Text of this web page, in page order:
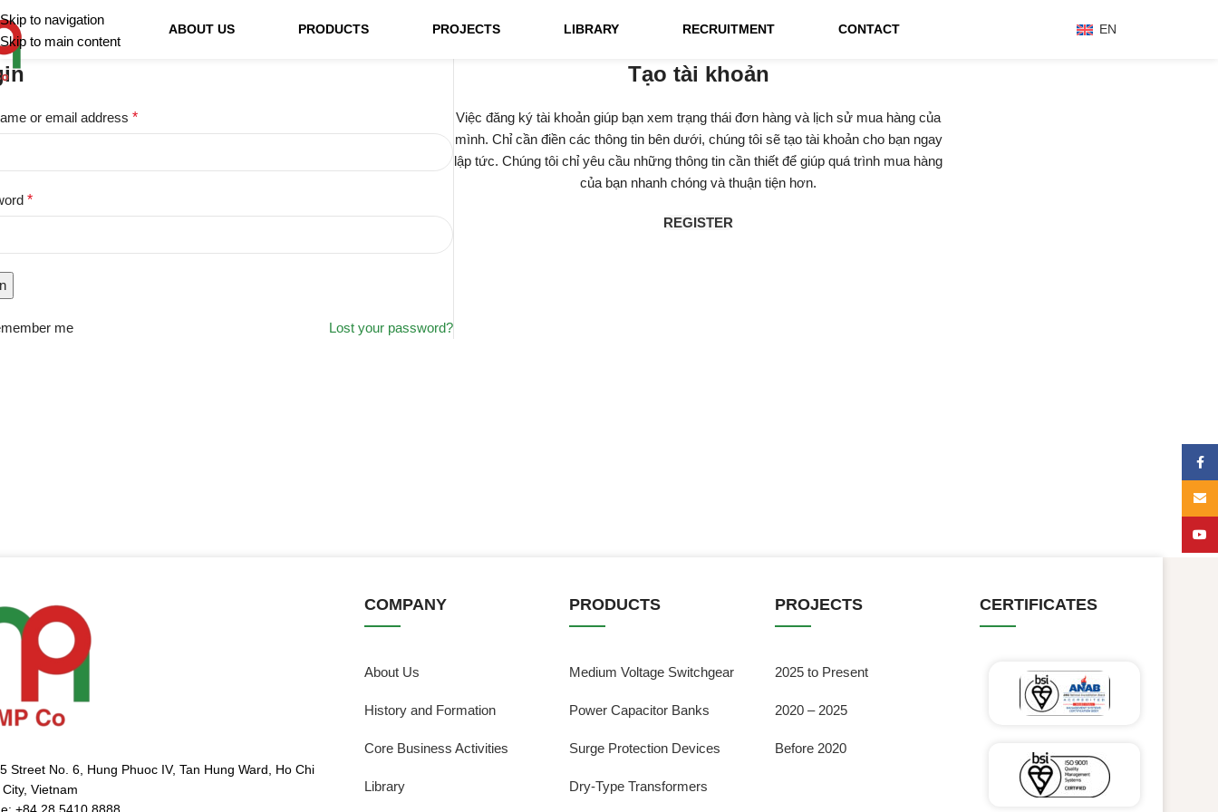
Skip to navigation
Skip to main content
ABOUT US PRODUCTS PROJECTS LIBRARY RECRUITMENT CONTACT EN
or email address *
*
Lost your password?
me
Tạo tài khoản
Việc đăng ký tài khoản giúp bạn xem trạng thái đơn hàng và lịch sử mua hàng của
mình. Chỉ cần điền các thông tin bên dưới, chúng tôi sẽ tạo tài khoản cho bạn ngay
lập tức. Chúng tôi chỉ yêu cầu những thông tin cần thiết để giúp quá trình mua hàng
của bạn nhanh chóng và thuận tiện hơn.
REGISTER
Street No. 6, Hung Phuoc IV, Tan Hung Ward, Ho Chi
Vietnam
COMPANY
About Us
History and Formation
Core Business Activities
Library
PRODUCTS
Medium Voltage Switchgear
Power Capacitor Banks
Surge Protection Devices
Dry-Type Transformers
PROJECTS
2025 to Present
2020 – 2025
Before 2020
CERTIFICATES
Email